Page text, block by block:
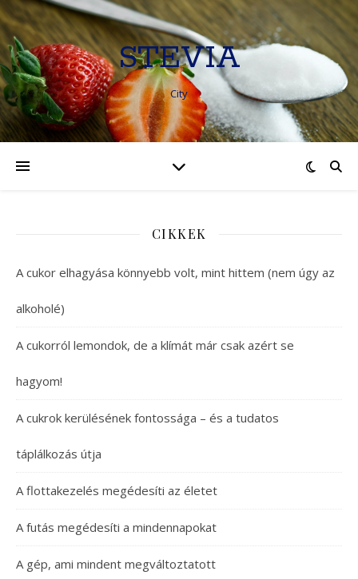
STEVIA
City
CIKKEK
A cukor elhagyása könnyebb volt, mint hittem (nem úgy az
alkoholé)
A cukorról lemondok, de a klímát már csak azért se
hagyom!
A cukrok kerülésének fontossága – és a tudatos
táplálkozás útja
A flottakezelés megédesíti az életet
A futás megédesíti a mindennapokat
A gép, ami mindent megváltoztatott